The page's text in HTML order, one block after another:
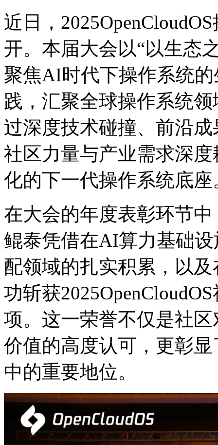
近日，
开。本届大会以“以生态之
聚焦AI时代下操作系统的
践，汇聚全球操作系统
过深度技术碰撞、前沿
社区力量与产业需求深度耦
化的下一代操作系统底座
在大会的年度表彰环节中
鲲泰凭借在AI算力基础设
配领域的扎实积累，以
功斩获
项。这一荣誉不仅是社
价值的高度认可，更
中的重要地位。